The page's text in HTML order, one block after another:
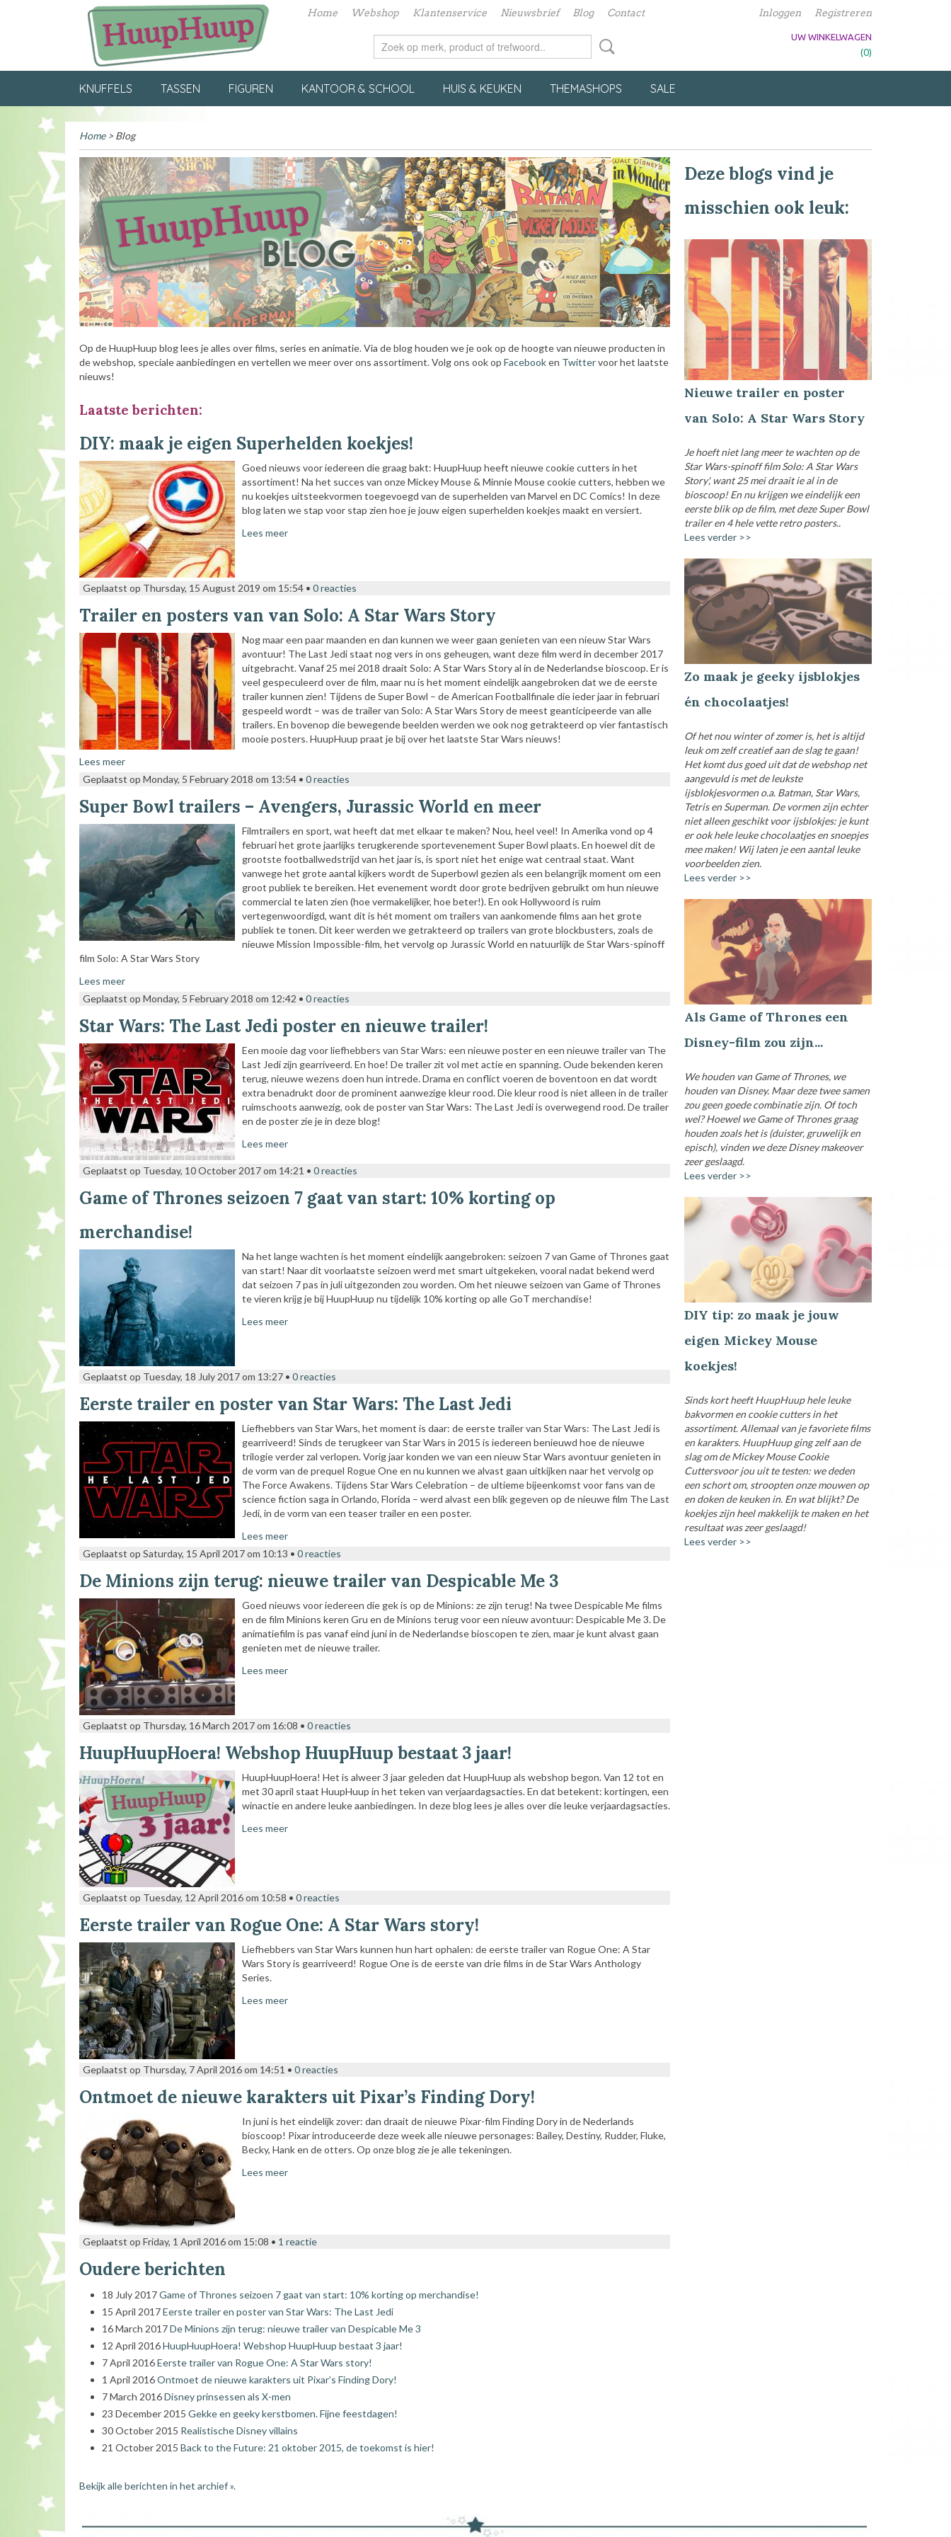
Home Webshop Klantenservice Nieuwsbrief Blog Contact Inloggen Registreren
UW WINKELWAGEN
(0)
KNUFFELS TASSEN FIGUREN KANTOOR & SCHOOL HUIS & KEUKEN THEMASHOPS SALE
Home> Blog
Op de HuupHuup blog lees je alles over films, series en animatie. Via de blog houden we je ook op de hoogte van nieuwe producten in
de webshop, speciale aanbiedingen en vertellen we meer over ons assortiment. Volg ons ook op Facebooken Twittervoor het laatste
nieuws!
Laatste berichten:
DIY: maak je eigen Superhelden koekjes!
Goed nieuws voor iedereen die graag bakt: HuupHuup heeft nieuwe cookie cutters in het
assortiment! Na het succes van onze Mickey Mouse & Minnie Mouse cookie cutters, hebben we
nu koekjes uitsteekvormen toegevoegd van de superhelden van Marvel en DC Comics! In deze
blog laten we stap voor stap zien hoe je jouw eigen superhelden koekjes maakt en versiert.
Lees meer
Geplaatst op Thursday, 15 August 2019 om 15:54 • 0 reacties
Trailer en posters van van Solo: A Star Wars Story
Nog maar een paar maanden en dan kunnen we weer gaan genieten van een nieuw Star Wars
avontuur! The Last Jedi staat nog vers in ons geheugen, want deze film werd in december 2017
uitgebracht. Vanaf 25 mei 2018 draait Solo: A Star Wars Story al in de Nederlandse bioscoop. Er is
veel gespeculeerd over de film, maar nu is het moment eindelijk aangebroken dat we de eerste
trailer kunnen zien! Tijdens de Super Bowl – de American Footballfinale die ieder jaar in februari
gespeeld wordt – was de trailer van Solo: A Star Wars Story de meest geanticipeerde van alle
trailers. En bovenop die bewegende beelden werden we ook nog getrakteerd op vier fantastisch
mooie posters. HuupHuup praat je bij over het laatste Star Wars nieuws!
Lees meer
Geplaatst op Monday, 5 February 2018 om 13:54 • 0 reacties
Super Bowl trailers – Avengers, Jurassic World en meer
Filmtrailers en sport, wat heeft dat met elkaar te maken? Nou, heel veel! In Amerika vond op 4
februari het grote jaarlijks terugkerende sportevenement Super Bowl plaats. En hoewel dit de
grootste footballwedstrijd van het jaar is, is sport niet het enige wat centraal staat. Want
vanwege het grote aantal kijkers wordt de Superbowl gezien als een belangrijk moment om een
groot publiek te bereiken. Het evenement wordt door grote bedrijven gebruikt om hun nieuwe
commercial te laten zien (hoe vermakelijker, hoe beter!). En ook Hollywoord is ruim
vertegenwoordigd, want dit is hét moment om trailers van aankomende films aan het grote
publiek te tonen. Dit keer werden we getrakteerd op trailers van grote blockbusters, zoals de
nieuwe Mission Impossible-film, het vervolg op Jurassic World en natuurlijk de Star Wars-spinoff
film Solo: A Star Wars Story
Lees meer
Geplaatst op Monday, 5 February 2018 om 12:42 • 0 reacties
Star Wars: The Last Jedi poster en nieuwe trailer!
Een mooie dag voor liefhebbers van Star Wars: een nieuwe poster en een nieuwe trailer van The
Last Jedi zijn gearriveerd. En hoe! De trailer zit vol met actie en spanning. Oude bekenden keren
terug, nieuwe wezens doen hun intrede. Drama en conflict voeren de boventoon en dat wordt
extra benadrukt door de prominent aanwezige kleur rood. Die kleur rood is niet alleen in de trailer
ruimschoots aanwezig, ook de poster van Star Wars: The Last Jedi is overwegend rood. De trailer
en de poster zie je in deze blog!
Lees meer
Geplaatst op Tuesday, 10 October 2017 om 14:21 • 0 reacties
Game of Thrones seizoen 7 gaat van start: 10% korting op
merchandise!
Na het lange wachten is het moment eindelijk aangebroken: seizoen 7 van Game of Thrones gaat
van start! Naar dit voorlaatste seizoen werd met smart uitgekeken, vooral nadat bekend werd
dat seizoen 7 pas in juli uitgezonden zou worden. Om het nieuwe seizoen van Game of Thrones
te vieren krijg je bij HuupHuup nu tijdelijk 10% korting op alle GoT merchandise!
Lees meer
Geplaatst op Tuesday, 18 July 2017 om 13:27 • 0 reacties
Eerste trailer en poster van Star Wars: The Last Jedi
Liefhebbers van Star Wars, het moment is daar: de eerste trailer van Star Wars: The Last Jedi is
gearriveerd! Sinds de terugkeer van Star Wars in 2015 is iedereen benieuwd hoe de nieuwe
trilogie verder zal verlopen. Vorig jaar konden we van een nieuw Star Wars avontuur genieten in
de vorm van de prequel Rogue One en nu kunnen we alvast gaan uitkijken naar het vervolg op
The Force Awakens. Tijdens Star Wars Celebration – de ultieme bijeenkomst voor fans van de
science fiction saga in Orlando, Florida – werd alvast een blik gegeven op de nieuwe film The Last
Jedi, in de vorm van een teaser trailer en een poster.
Lees meer
Geplaatst op Saturday, 15 April 2017 om 10:13 • 0 reacties
De Minions zijn terug: nieuwe trailer van Despicable Me 3
Goed nieuws voor iedereen die gek is op de Minions: ze zijn terug! Na twee Despicable Me films
en de film Minions keren Gru en de Minions terug voor een nieuw avontuur: Despicable Me 3. De
animatiefilm is pas vanaf eind juni in de Nederlandse bioscopen te zien, maar je kunt alvast gaan
genieten met de nieuwe trailer.
Lees meer
Geplaatst op Thursday, 16 March 2017 om 16:08 • 0 reacties
HuupHuupHoera! Webshop HuupHuup bestaat 3 jaar!
HuupHuupHoera! Het is alweer 3 jaar geleden dat HuupHuup als webshop begon. Van 12 tot en
met 30 april staat HuupHuup in het teken van verjaardagsacties. En dat betekent: kortingen, een
winactie en andere leuke aanbiedingen. In deze blog lees je alles over die leuke verjaardagsacties.
Lees meer
Geplaatst op Tuesday, 12 April 2016 om 10:58 • 0 reacties
Eerste trailer van Rogue One: A Star Wars story!
Liefhebbers van Star Wars kunnen hun hart ophalen: de eerste trailer van Rogue One: A Star
Wars Story is gearriveerd! Rogue One is de eerste van drie films in de Star Wars Anthology
Series.
Lees meer
Geplaatst op Thursday, 7 April 2016 om 14:51 • 0 reacties
Ontmoet de nieuwe karakters uit Pixar’s Finding Dory!
In juni is het eindelijk zover: dan draait de nieuwe Pixar-film Finding Dory in de Nederlands
bioscoop! Pixar introduceerde deze week alle nieuwe personages: Bailey, Destiny, Rudder, Fluke,
Becky, Hank en de otters. Op onze blog zie je alle tekeningen.
Lees meer
Geplaatst op Friday, 1 April 2016 om 15:08 • 1 reactie
Oudere berichten
18 July 2017Game of Thrones seizoen 7 gaat van start: 10% korting op merchandise!
15 April 2017Eerste trailer en poster van Star Wars: The Last Jedi
16 March 2017De Minions zijn terug: nieuwe trailer van Despicable Me 3
12 April 2016HuupHuupHoera! Webshop HuupHuup bestaat 3 jaar!
7 April 2016Eerste trailer van Rogue One: A Star Wars story!
1 April 2016Ontmoet de nieuwe karakters uit Pixar’s Finding Dory!
7 March 2016Disney prinsessen als X-men
23 December 2015 Gekke en geeky kerstbomen. Fijne feestdagen!
30 October 2015 Realistische Disney villains
21 October 2015 Back to the Future: 21 oktober 2015, de toekomst is hier!
Bekijk alle berichten in het archief ».
Deze blogs vind je
misschien ook leuk:
Nieuwe trailer en poster
van Solo: A Star Wars Story
Je hoeft niet lang meer te wachten op de
Star Wars-spinoff film Solo: A Star Wars
Story', want 25 mei draait ie al in de
bioscoop! En nu krijgen we eindelijk een
eerste blik op de film, met deze Super Bowl
trailer en 4 hele vette retro posters..
Lees verder >>
Zo maak je geeky ijsblokjes
én chocolaatjes!
Of het nou winter of zomer is, het is altijd
leuk om zelf creatief aan de slag te gaan!
Het komt dus goed uit dat de webshop net
aangevuld is met de leukste
ijsblokjesvormen o.a. Batman, Star Wars,
Tetris en Superman. De vormen zijn echter
niet alleen geschikt voor ijsblokjes: je kunt
er ook hele leuke chocolaatjes en snoepjes
mee maken! Wij laten je een aantal leuke
voorbeelden zien.
Lees verder >>
Als Game of Thrones een
Disney-film zou zijn...
We houden van Game of Thrones, we
houden van Disney. Maar deze twee samen
zou geen goede combinatie zijn. Of toch
wel? Hoewel we Game of Thrones graag
houden zoals het is (duister, gruwelijk en
episch), vinden we deze Disney makeover
zeer geslaagd.
Lees verder >>
DIY tip: zo maak je jouw
eigen Mickey Mouse
koekjes!
Sinds kort heeft HuupHuup hele leuke
bakvormen en cookie cutters in het
assortiment. Allemaal van je favoriete films
en karakters. HuupHuup ging zelf aan de
slag om de Mickey Mouse Cookie
Cuttersvoor jou uit te testen: we deden
een schort om, stroopten onze mouwen op
en doken de keuken in. En wat blijkt? De
koekjes zijn heel makkelijk te maken en het
resultaat was zeer geslaagd!
Lees verder >>